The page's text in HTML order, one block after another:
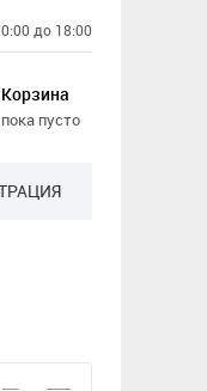
до 18:00
Корзина
пока пусто